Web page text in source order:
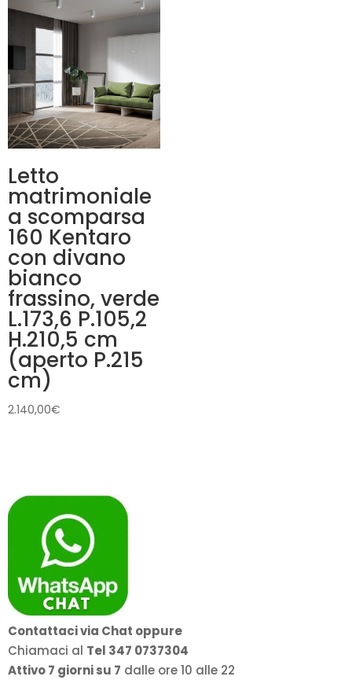
Letto
matrimoniale
a scomparsa
160 Kentaro
con divano
bianco
frassino, verde
L.173,6 P.105,2
H.210,5 cm
(aperto P.215
cm)
2.140,00€
Contattaci via Chat oppure
Chiamaci al Tel 347 0737304
Attivo 7 giorni su 7 dalle ore 10 alle 22